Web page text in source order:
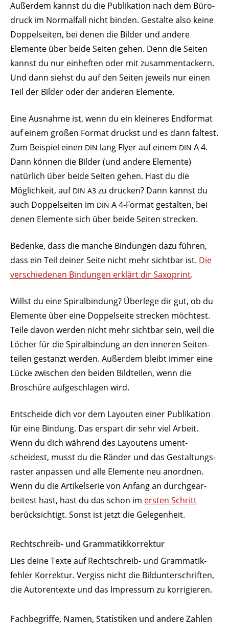
Außerdem kannst du die Publi­kation nach dem Büro­
druck im Normalfall nicht binden. Gestalte also keine
Doppel­seiten, bei denen die Bilder und andere
Elemente über beide Seiten gehen. Denn die Seiten
kannst du nur einheften oder mit zusam­men­ta­ckern.
Und dann siehst du auf den Seiten jeweils nur einen
Teil der Bilder oder der anderen Elemente.
Eine Ausnahme ist, wenn du ein klei­neres Endformat
auf einem großen Format druckst und es dann faltest.
Zum Beispiel einen DIN lang Flyer auf einem DIN A 4.
Dann können die Bilder (und andere Elemente)
natürlich über beide Seiten gehen. Hast du die
Möglichkeit, auf DIN A3 zu drucken? Dann kannst du
auch Doppel­seiten im DIN A 4‑Format gestalten, bei
denen Elemente sich über beide Seiten strecken.
Bedenke, dass die manche Bindungen dazu führen,
dass ein Teil deiner Seite nicht mehr sichtbar ist. Die
verschie­denen Bindungen erklärt dir Saxo­print.
Willst du eine Spiral­bindung? Überlege dir gut, ob du
Elemente über eine Doppel­seite strecken möchtest.
Teile davon werden nicht mehr sichtbar sein, weil die
Löcher für die Spiral­bindung an den inneren Seiten­
teilen gestanzt werden. Außerdem bleibt immer eine
Lücke zwischen den beiden Bild­teilen, wenn die
Broschüre aufge­schlagen wird.
Entscheide dich vor dem Layouten einer Publi­kation
für eine Bindung. Das erspart dir sehr viel Arbeit.
Wenn du dich während des Layoutens ument­
scheidest, musst du die Ränder und das Gestal­tungs­
raster anpassen und alle Elemente neu anordnen.
Wenn du die Arti­kel­serie von Anfang an durch­ge­ar­
beitest hast, hast du das schon im ersten Schritt
berück­sichtigt. Sonst ist jetzt die Gelegenheit.
Recht­schreib- und Grammatikkorrektur
Lies deine Texte auf Recht­schreib- und Gram­ma­tik­
fehler Korrektur. Vergiss nicht die Bild­un­ter­schriften,
die Autoren­texte und das Impressum zu korrigieren.
Fach­be­griffe, Namen, Statis­tiken und andere Zahlen